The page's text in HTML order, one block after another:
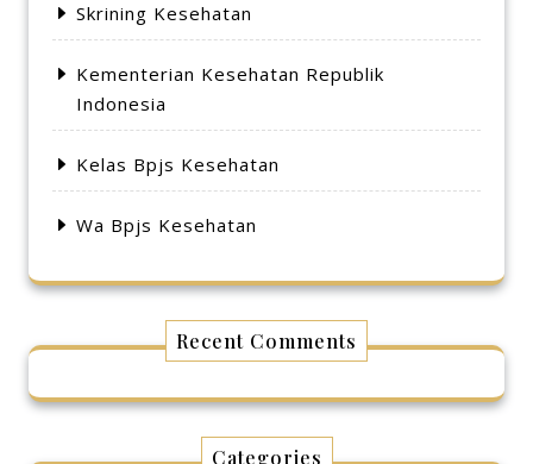
Skrining Kesehatan
Kementerian Kesehatan Republik
Indonesia
Kelas Bpjs Kesehatan
Wa Bpjs Kesehatan
Recent Comments
Categories